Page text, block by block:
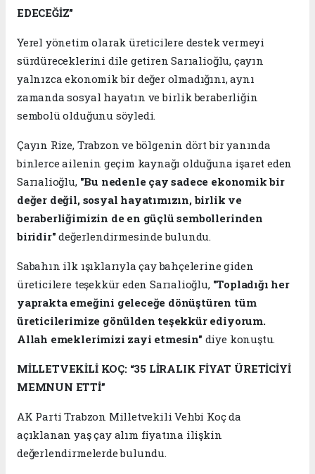
EDECEĞİZ"
Yerel yönetim olarak üreticilere destek vermeyi
sürdüreceklerini dile getiren Sarıalioğlu, çayın
yalnızca ekonomik bir değer olmadığını, aynı
zamanda sosyal hayatın ve birlik beraberliğin
sembolü olduğunu söyledi.
Çayın Rize, Trabzon ve bölgenin dört bir yanında
binlerce ailenin geçim kaynağı olduğuna işaret eden
Sarıalioğlu, "Bu nedenle çay sadece ekonomik bir
değer değil, sosyal hayatımızın, birlik ve
beraberliğimizin de en güçlü sembollerinden
biridir"değerlendirmesinde bulundu.
Sabahın ilk ışıklarıyla çay bahçelerine giden
üreticilere teşekkür eden Sarıalioğlu, "Topladığı her
yaprakta emeğini geleceğe dönüştüren tüm
üreticilerimize gönülden teşekkür ediyorum.
Allah emeklerimizi zayi etmesin"diye konuştu.
MİLLETVEKİLİ KOÇ: “35 LİRALIK FİYAT ÜRETİCİYİ
MEMNUN ETTİ”
AK Parti Trabzon Milletvekili Vehbi Koç da
açıklanan yaş çay alım fiyatına ilişkin
değerlendirmelerde bulundu.